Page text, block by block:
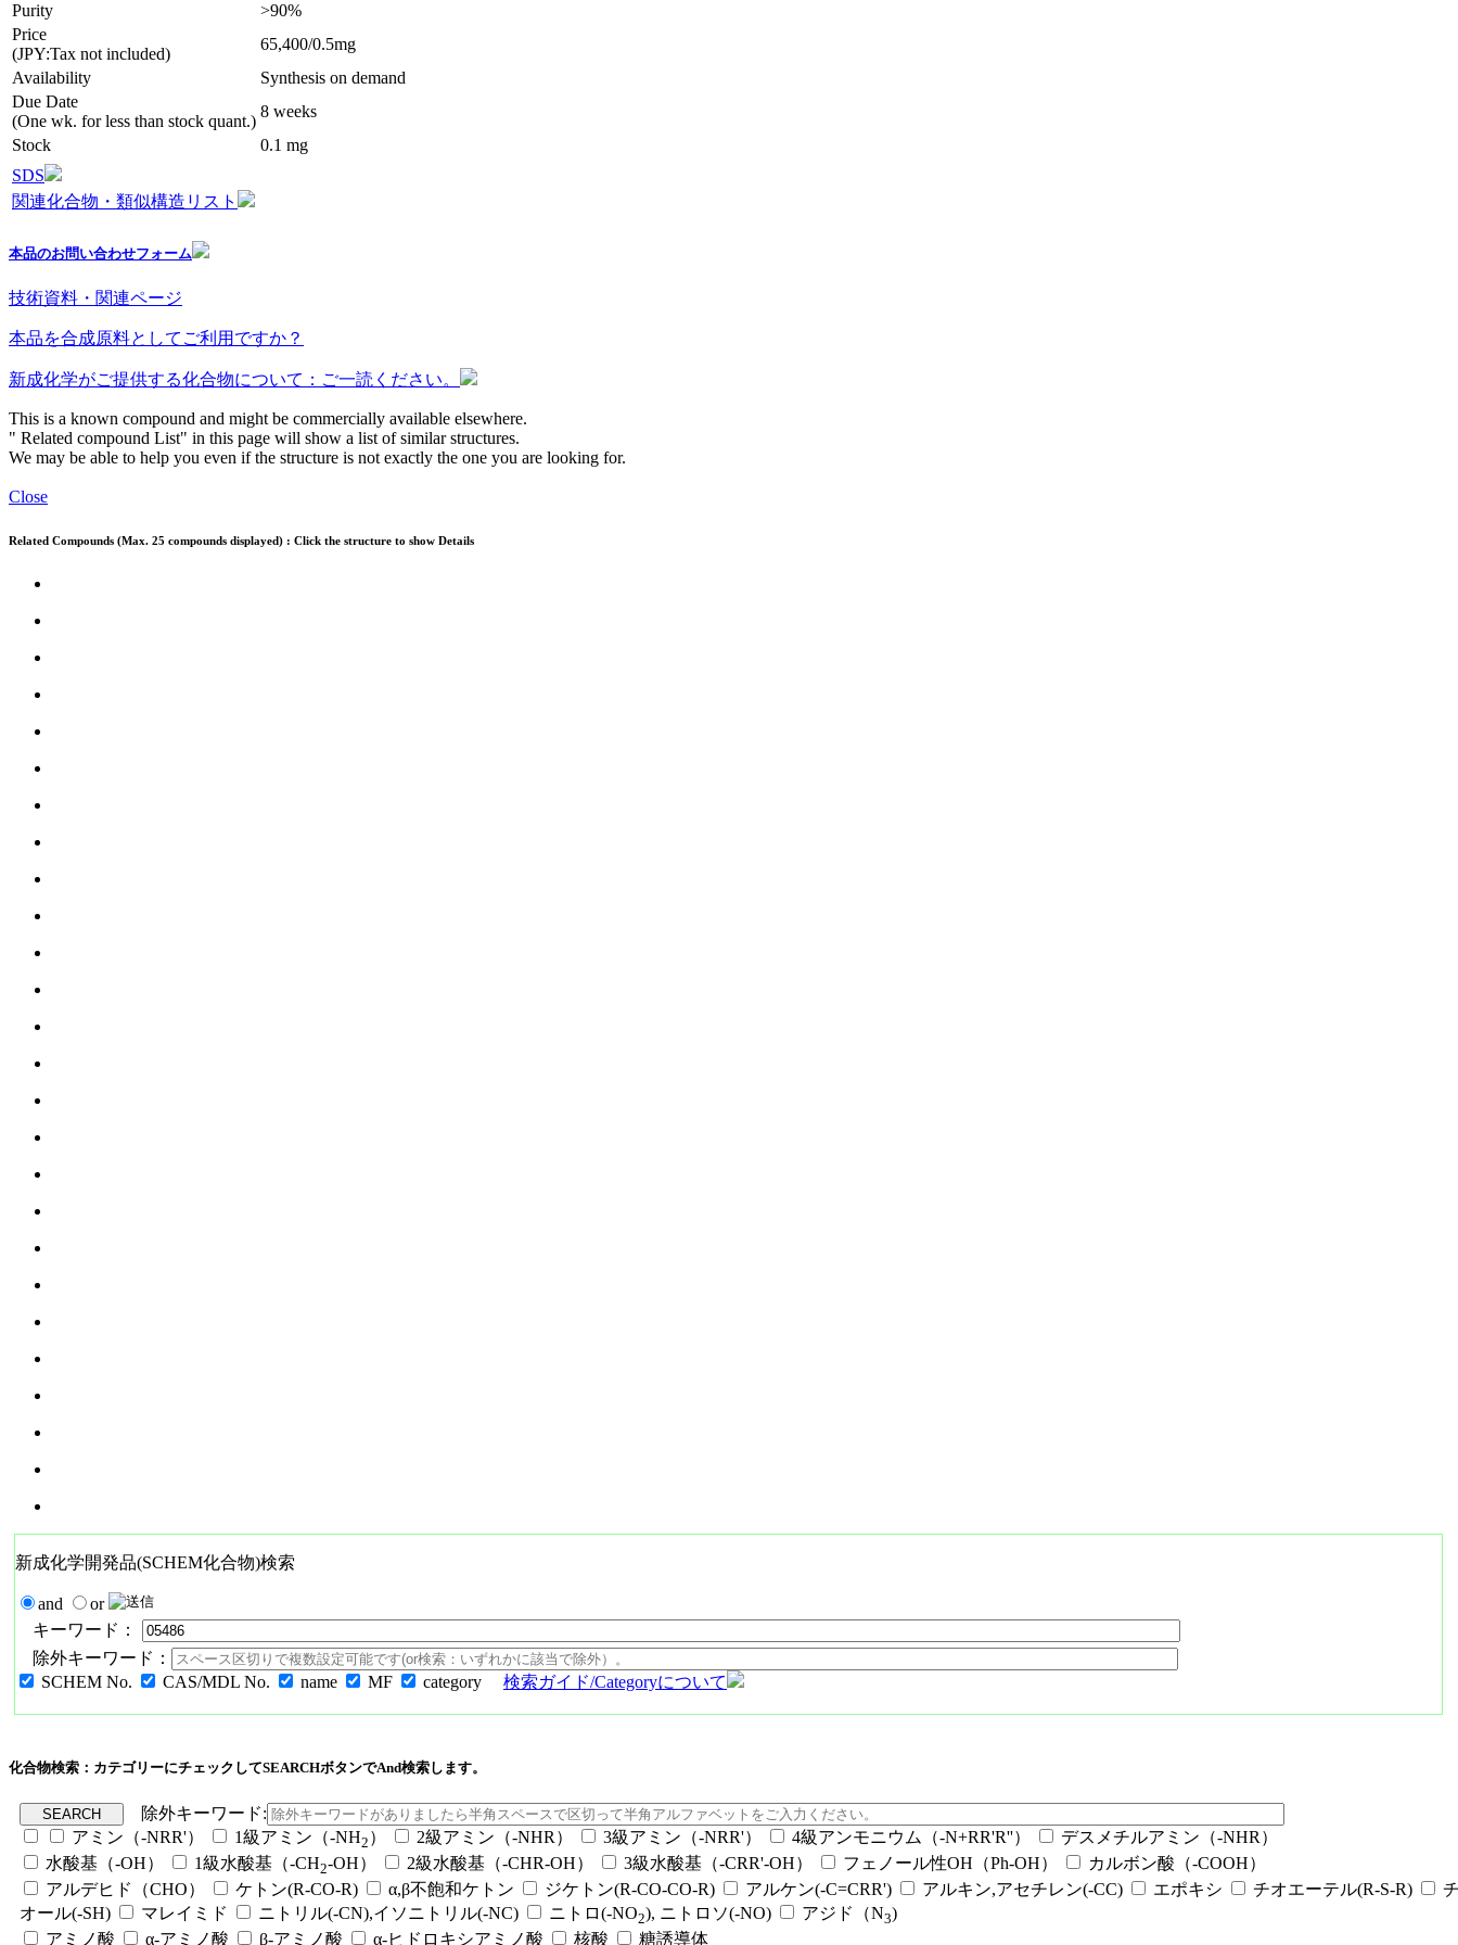
Purity
>90%
Price
(JPY:Tax not included)
65,400/0.5mg
Availability
Synthesis on demand
Due Date
(One wk. for less than stock quant.)
8 weeks
Stock
0.1 mg
SDS
関連化合物・類似構造リスト
本品のお問い合わせフォーム
技術資料・関連ページ
本品を合成原料としてご利用ですか？
新成化学がご提供する化合物について：ご一読ください。
This is a known compound and might be commercially available elsewhere.
" Related compound List" in this page will show a list of similar structures.
We may be able to help you even if the structure is not exactly the one you are looking for.
Close
Related Compounds (Max. 25 compounds displayed) : Click the structure to show Details
新成化学開発品(SCHEM化合物)検索
and
or
キーワード：
除外キーワード：
SCHEM No.
CAS/MDL No. name MF category 検索ガイド/Categoryについて
化合物検索：カテゴリーにチェックしてSEARCHボタンでAnd検索します。
除外キーワード:
アミン（-NRR'）
1級アミン（-NH2 ） 2級アミン（-NHR） 3級アミン（-NRR'） 4級アンモニウム（-N+RR'R''）
デスメチルアミン（-NHR）
水酸基（-OH）
1級水酸基（-CH2-OH） 2級水酸基（-CHR-OH） 3級水酸基（-CRR'-OH） フェノール性OH（Ph-OH）
カルボン酸（-COOH）
アルデヒド（CHO）
ケトン(R-CO-R) α,β不飽和ケトン ジケトン(R-CO-CO-R) アルケン(-C=CRR') アルキン,アセチレン(-CC) エポキシ チオエーテル(R-S-R)
オール(-SH)
マレイミド ニトリル(-CN),イソニトリル(-NC) ニトロ(-NO2), ニトロソ(-NO) アジド（N3)
アミノ酸
α-アミノ酸 β-アミノ酸 α-ヒドロキシアミノ酸 核酸 糖誘導体